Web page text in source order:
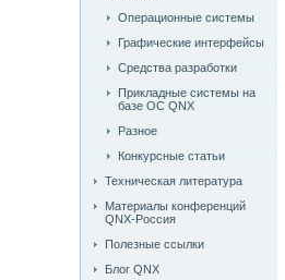
Операционные системы
Графические интерфейсы
Средства разработки
Прикладные системы на
базе ОС QNX
Разное
Конкурсные статьи
Техническая литература
Материалы конференций
QNX-Россия
Полезные ссылки
Блог QNX